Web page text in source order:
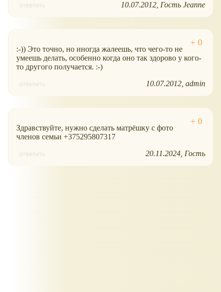
ответить 10.07.2012 Гость Jeanne
:-)) Это точно, но иногда жалеешь, что чего-то не
умеешь делать, особенно когда оно так здорово у кого-
то другого получается. :-)
ответить 10.07.2012 admin
Здравствуйте, нужно сделать матрёшку с фото
членов семьи +375295807317
ответить 20.11.2024 Гость